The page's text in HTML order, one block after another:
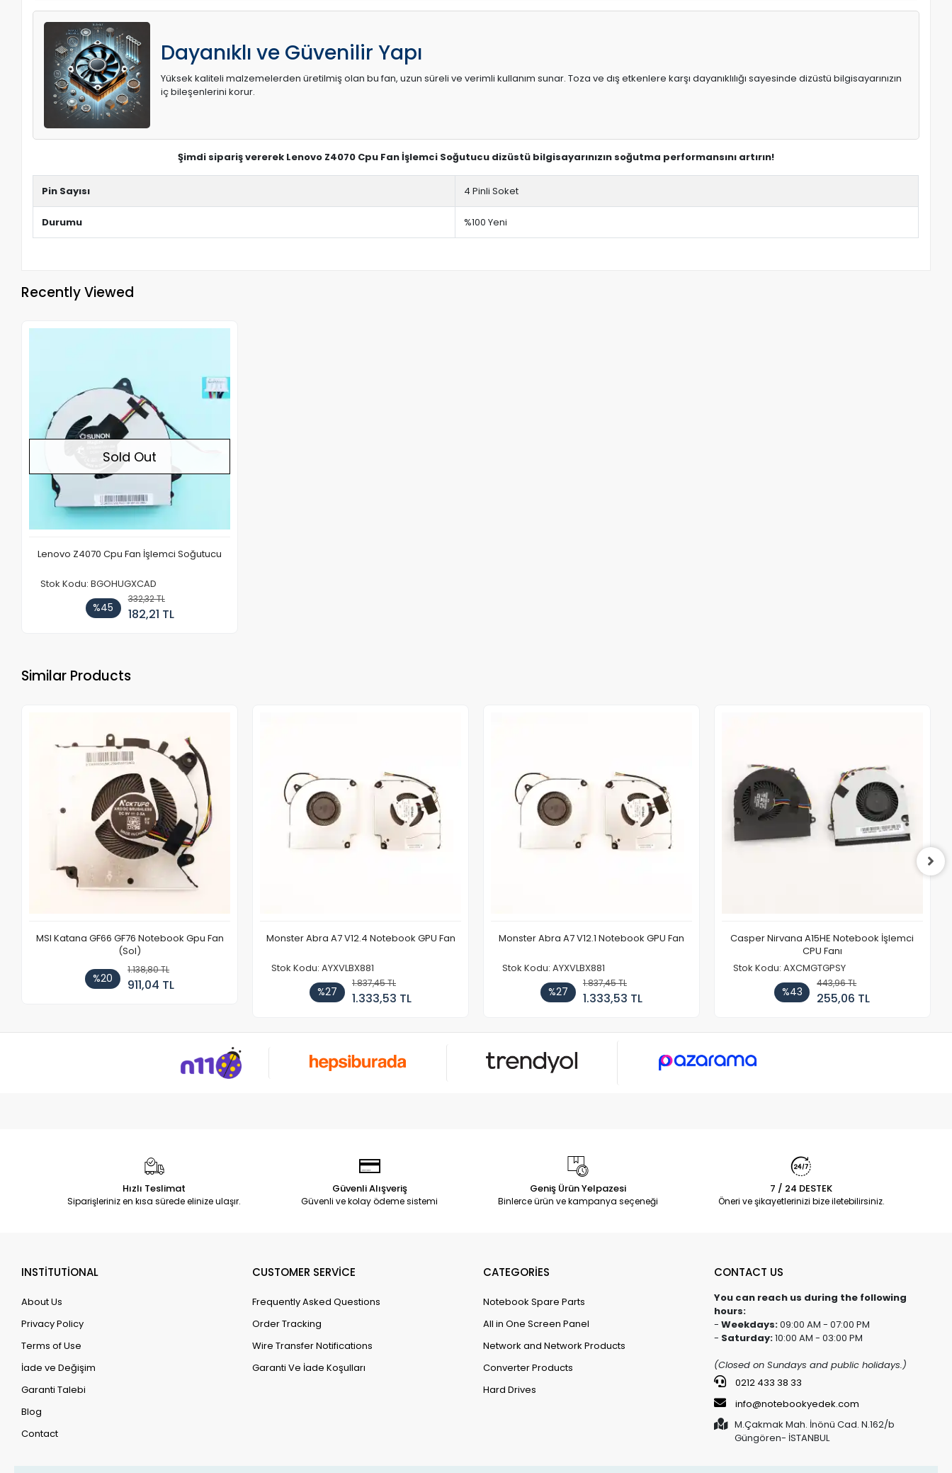
Dayanıklı ve Güvenilir Yapı
Yüksek kaliteli malzemelerden üretilmiş olan bu fan, uzun süreli ve verimli kullanım sunar. Toza ve dış etkenlere karşı dayanıklılığı sayesinde dizüstü bilgisayarınızın
iç bileşenlerini korur.
Şimdi sipariş vererek Lenovo Z4070 Cpu Fan İşlemci Soğutucu dizüstü bilgisayarınızın soğutma performansını artırın!
Pin Sayısı 4 Pinli Soket
Durumu %100 Yeni
Recently Viewed
Sold Out
Lenovo Z4070 Cpu Fan İşlemci Soğutucu
Stok Kodu: BGOHUGXCAD
%45
332,32 TL
182,21 TL
Similar Products
MSI Katana GF66 GF76 Notebook Gpu Fan
(Sol)
%20
1.138,80 TL
911,04 TL
Monster Abra A7 V12.4 Notebook GPU Fan
Stok Kodu: AYXVLBX881
%27
1.837,45 TL
1.333,53 TL
Monster Abra A7 V12.1 Notebook GPU Fan
Stok Kodu: AYXVLBX881
%27
1.837,45 TL
1.333,53 TL
Casper Nirvana A15HE Notebook İşlemci
CPU Fanı
Stok Kodu: AXCMGTGPSY
%43
443,96 TL
255,06 TL
Hızlı Teslimat
Siparişleriniz en kısa sürede elinize ulaşır.
Güvenli Alışveriş
Güvenli ve kolay ödeme sistemi
Geniş Ürün Yelpazesi
Binlerce ürün ve kampanya seçeneği
7 / 24 DESTEK
Öneri ve şikayetlerinizi bize iletebilirsiniz.
INSTİTUTİONAL
About Us
Privacy Policy
Terms of Use
İade ve Değişim
Garanti Talebi
Blog
Contact
CUSTOMER SERVİCE
Frequently Asked Questions
Order Tracking
Wire Transfer Notifications
Garanti Ve İade Koşulları
CATEGORİES
Notebook Spare Parts
All in One Screen Panel
Network and Network Products
Converter Products
Hard Drives
CONTACT US
You can reach us during the following
hours:
- Weekdays:09:00 AM - 07:00 PM
- Saturday:10:00 AM - 03:00 PM
(Closed on Sundays and public holidays.)
0212 433 38 33
info@notebookyedek.com
M.Çakmak Mah. İnönü Cad. N.162/b
Güngören- İSTANBUL